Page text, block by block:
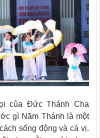
của Đức Thánh Cha
gì Năm Thánh là một
sống động và cá vị.